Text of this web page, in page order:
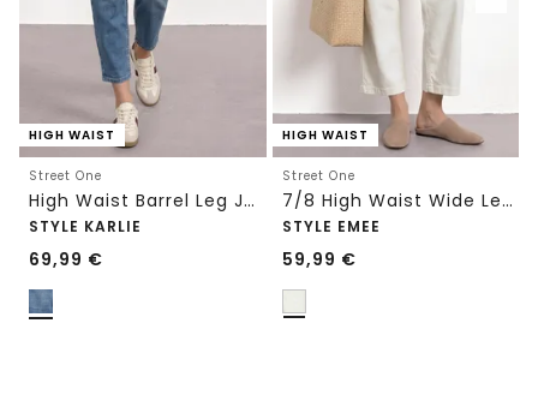
HIGH WAIST
Street One
High Waist Barrel Leg Jeans im Loose Fit
STYLE KARLIE
69,99 €
HIGH WAIST
Street One
7/8 High Waist Wide Leg Jeans im Loose Fit
STYLE EMEE
59,99 €